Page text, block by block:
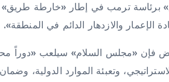
الإعمار والازدهار الدائم في
فإن «مجلس السلام» سيلعب «دوراً
وتعبئة الموارد الدولية،